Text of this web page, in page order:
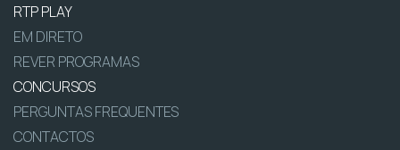
RTP PLAY
EM DIRETO
REVER PROGRAMAS
CONCURSOS
PERGUNTAS FREQUENTES
CONTACTOS